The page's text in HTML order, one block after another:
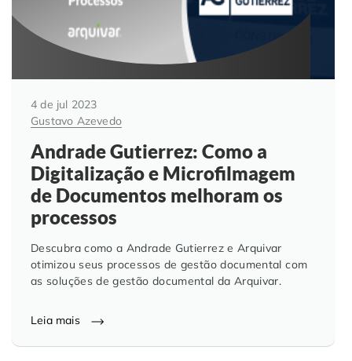
4 de jul 2023
Gustavo Azevedo
Andrade Gutierrez: Como a
Digitalização e Microfilmagem
de Documentos melhoram os
processos
Descubra como a Andrade Gutierrez e Arquivar
otimizou seus processos de gestão documental com
as soluções de gestão documental da Arquivar.
Leia mais